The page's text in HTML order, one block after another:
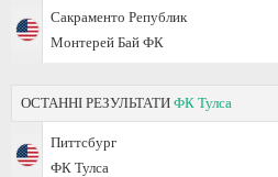
Сакраменто Републик
Монтерей Бай ФК
ОСТАННІ РЕЗУЛЬТАТИ ФК Тулса
Питтсбург
ФК Тулса